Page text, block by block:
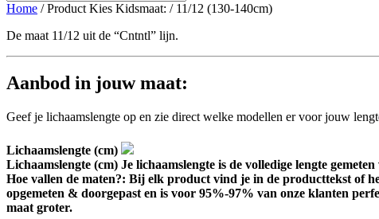
Home / Product Kies Kidsmaat: / 11/12 (130-140cm)
De maat 11/12 uit de “Cntntl” lijn.
Aanbod in jouw maat:
Geef je lichaamslengte op en zie direct welke modellen er voor jouw
Lichaamslengte (cm)
Lichaamslengte (cm) Je lichaamslengte is de volledige lengte
Hoe vallen de maten?: Bij elk product vind je in de producttekst of
opgemeten & doorgepast en is voor 95%-97% van onze klanten
maat groter.